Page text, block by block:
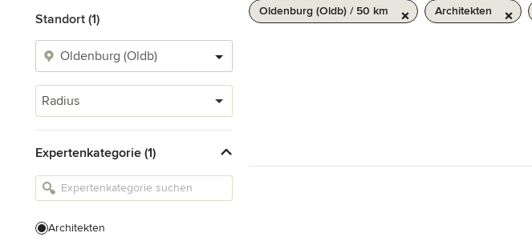
Standort (1)
Radius
Expertenkategorie (1)
Architekten
Oldenburg (Oldb) / 50 km Architekten